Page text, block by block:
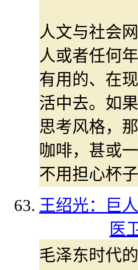
人文与社会
人或者任何
有用的、在
活中去。如
思考风格，
咖啡，甚或
不用担心杯
王绍光：巨
医
毛泽东时代